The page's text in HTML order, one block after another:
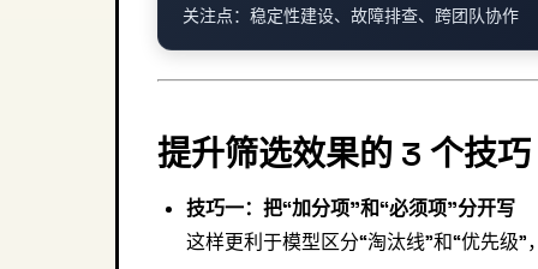
提升筛选效果的 3 个技
技巧一：把“加分项”和“必须项”分开写
这样更利于模型区分“淘汰线”和“优先级”